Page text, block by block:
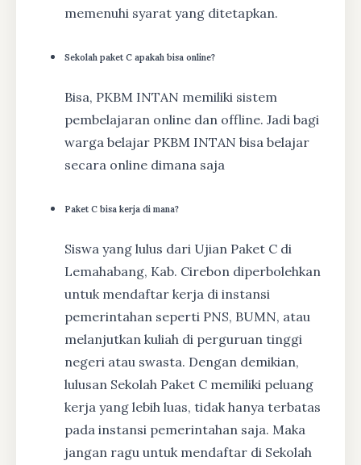
memenuhi syarat yang ditetapkan.
Sekolah paket C apakah bisa online?
Bisa, PKBM INTAN memiliki sistem
pembelajaran online dan offline. Jadi bagi
warga belajar PKBM INTAN bisa belajar
secara online dimana saja
Paket C bisa kerja di mana?
Siswa yang lulus dari Ujian Paket C di
Lemahabang, Kab. Cirebon diperbolehkan
untuk mendaftar kerja di instansi
pemerintahan seperti PNS, BUMN, atau
melanjutkan kuliah di perguruan tinggi
negeri atau swasta. Dengan demikian,
lulusan Sekolah Paket C memiliki peluang
kerja yang lebih luas, tidak hanya terbatas
pada instansi pemerintahan saja. Maka
jangan ragu untuk mendaftar di Sekolah